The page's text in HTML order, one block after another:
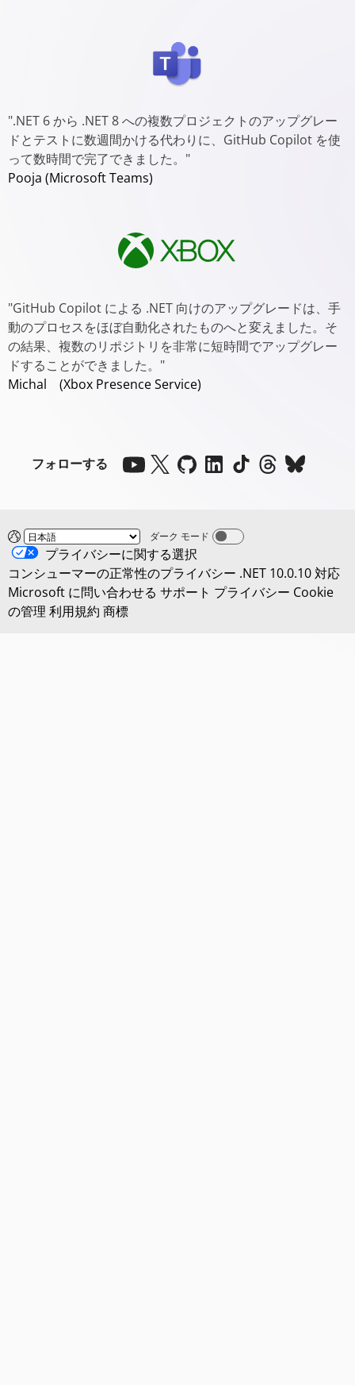
".NET 6 から .NET 8 への複数プロジェクトのアップグレー
ドとテストに数週間かける代わりに、GitHub Copilot を使
って数時間で完了できました。"
Pooja (Microsoft Teams)
"GitHub Copilot による .NET 向けのアップグレードは、手
動のプロセスをほぼ自動化されたものへと変えました。そ
の結果、複数のリポジトリを非常に短時間でアップグレー
ドすることができました。"
Michal (Xbox Presence Service)
フォローする
ダーク モード
Dark mode off
プライバシーに関する選択
コンシューマーの正常性のプライバシー .NET 10.0.10 対応
Microsoft に問い合わせる サポート プライバシー Cookie
の管理 利用規約 商標